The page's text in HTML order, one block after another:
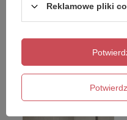
Reklamowe pliki